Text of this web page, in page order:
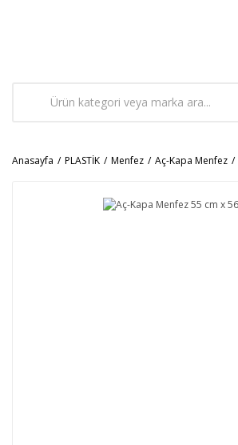
Anasayfa PLASTİK Menfez Aç-Kapa Menfez